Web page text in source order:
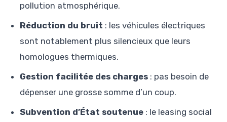
pollution atmosphérique.
Réduction du bruit : les véhicules électriques
sont notablement plus silencieux que leurs
homologues thermiques.
Gestion facilitée des charges : pas besoin de
dépenser une grosse somme d’un coup.
Subvention d’État soutenue : le leasing social